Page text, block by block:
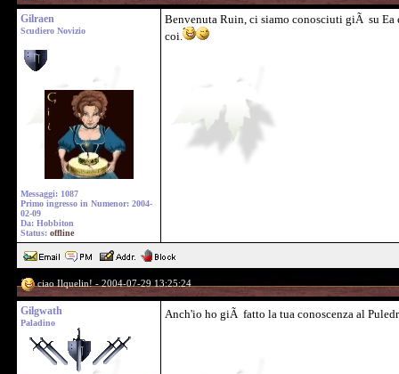
Gilraen
Scudiero Novizio
Messaggi: 1087
Primo ingresso in Numenor: 2004-
02-09
Da: Hobbiton
Status: offline
Benvenuta Ruin, ci siamo conosciuti giÃ su Ea
coi.
ciao Ilquelin! - 2004-07-29 13:25:24
Gilgwath
Paladino
Anch'io ho giÃ fatto la tua conoscenza al